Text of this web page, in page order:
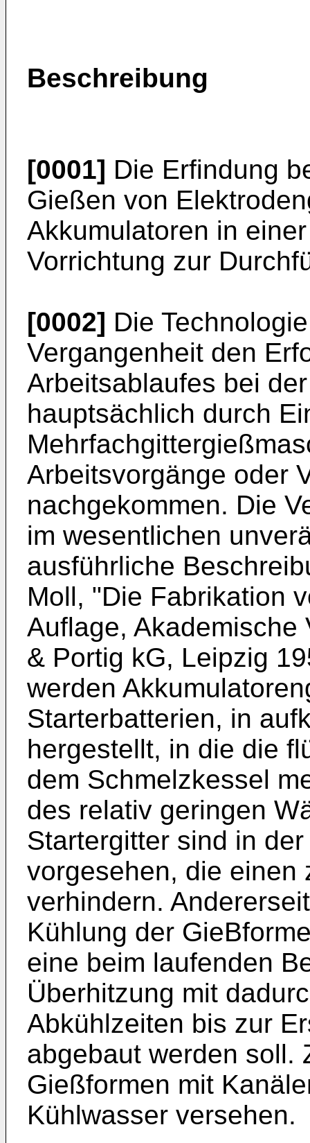
Beschreibung
[0001] Die Erfindung
Gießen von
Akkumulatoren in
Vorrichtung zur
[0002] Die
Vergangenheit den
Arbeitsablaufes bei
hauptsächlich durch
Arbeitsvorgänge oder
nachgekommen. Die
im wesentlichen
ausführliche
Moll, "Die Fabrikation
Auflage,
& Portig kG, Leipzig
werden
Starterbatterien, in
hergestellt, in die die
dem Schmelzkessel
des relativ geringen
Startergitter sind in
vorgesehen, die einen
verhindern.
Kühlung der
eine beim laufenden
Überhitzung mit
Abkühlzeiten bis zur
abgebaut werden soll.
Gießformen mit
Kühlwasser versehen.